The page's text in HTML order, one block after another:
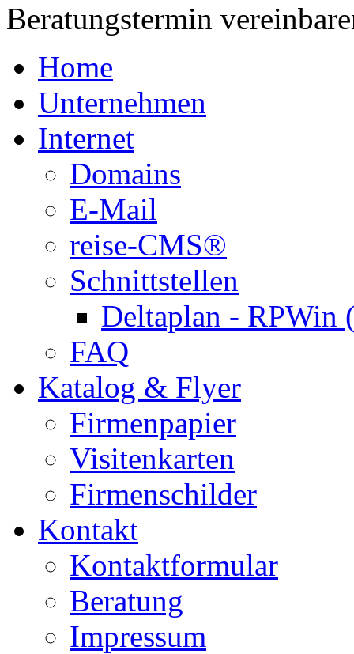
Beratungstermin
Home
Unternehmen
Internet
Domains
E-Mail
reise-CMS®
Schnittstellen
Deltaplan - RPWin
FAQ
Katalog & Flyer
Firmenpapier
Visitenkarten
Firmenschilder
Kontakt
Kontaktformular
Beratung
Impressum